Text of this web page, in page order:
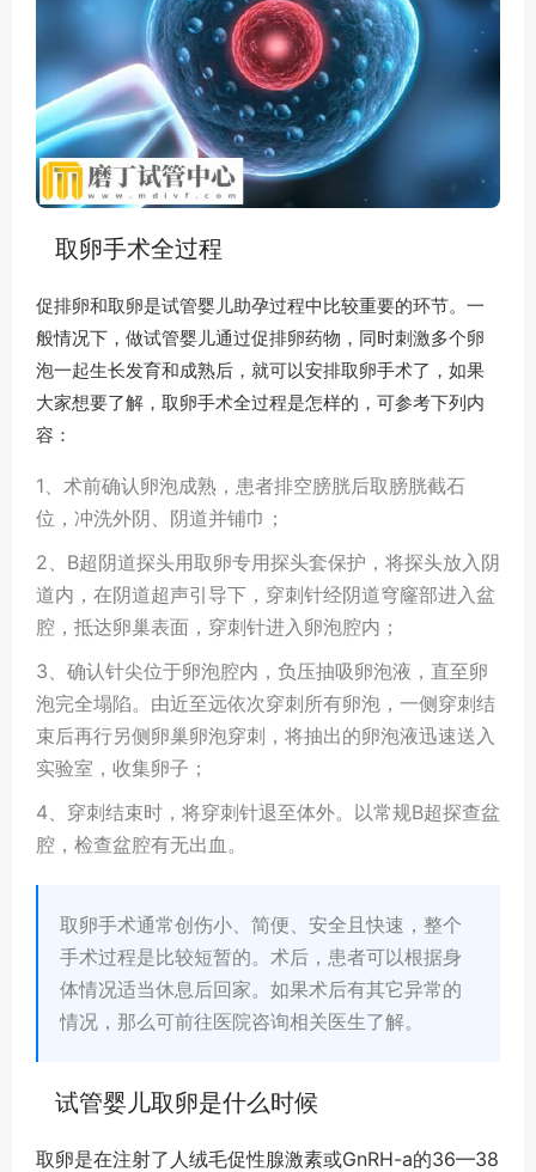
取卵手术全过程
促排卵和取卵是试管婴儿助孕过程中比较重要的环节。一
般情况下，做试管婴儿通过促排卵药物，同时刺激多个卵
泡一起生长发育和成熟后，就可以安排取卵手术了，如果
大家想要了解，取卵手术全过程是怎样的，可参考下列内
容：
1、术前确认卵泡成熟，患者排空膀胱后取膀胱截石
位，冲洗外阴、阴道并铺巾；
2、B超阴道探头用取卵专用探头套保护，将探头放入阴
道内，在阴道超声引导下，穿刺针经阴道穹窿部进入盆
腔，抵达卵巢表面，穿刺针进入卵泡腔内；
3、确认针尖位于卵泡腔内，负压抽吸卵泡液，直至卵
泡完全塌陷。由近至远依次穿刺所有卵泡，一侧穿刺结
束后再行另侧卵巢卵泡穿刺，将抽出的卵泡液迅速送入
实验室，收集卵子；
4、穿刺结束时，将穿刺针退至体外。以常规B超探查盆
腔，检查盆腔有无出血。
取卵手术通常创伤小、简便、安全且快速，整个
手术过程是比较短暂的。术后，患者可以根据身
体情况适当休息后回家。如果术后有其它异常的
情况，那么可前往医院咨询相关医生了解。
试管婴儿取卵是什么时候
取卵是在注射了人绒毛促性腺激素或GnRH-a的36—38